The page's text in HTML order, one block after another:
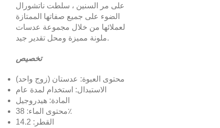
على مر السنين ، سلطت ناتشورال
الضوء على جميع صفاتها الممتازة
لعملائها من خلال مجموعة عدسات
ملونة مميزة ومحل تقدير جيد.
تخصيص
محتوى العبوة: عدستان (زوج واحد)
الاستبدال: استخدام لمدة عام
المادة: هيدروجيل
محتوى الماء: 38٪
القطر: 14.2